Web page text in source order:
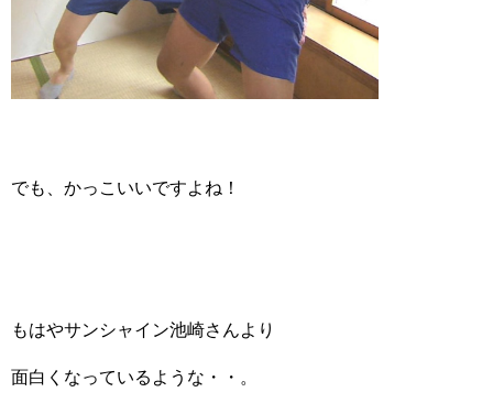
でも、かっこいいですよね！
もはやサンシャイン池崎さんより
面白くなっているような・・。